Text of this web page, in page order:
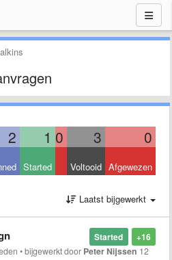
2 1 0 3 0
Started Voltooid Afgewezen
Laatst bijgewerkt
+16
Started
•bijgewerkt door Peter Nijssen 12